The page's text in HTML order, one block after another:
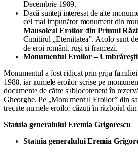
Decembrie 1989.
Dacă sunteți interesat de alte
cel mai impunător monument din
Mausoleul Eroilor din Primul
Cimitirul „Eternitatea”. Acolo sunt
de eroi români, ruși și francezi.
Monumentul Eroilor – Umbrăreşti
Monumentul a fost ridicat prin grija
1988, iar numele eroilor scrise pe
documente de către sublocotenent în
Gheorghe. Pe „Monumentul Eroilor” din
trecute numele eroilor căzuţi în războiul
Statuia generalului Eremia Grigorescu
Statuia generalului Eremia